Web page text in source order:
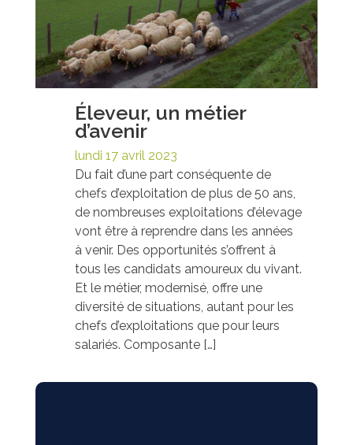
Éleveur, un métier
d’avenir
lundi 17 avril 2023
Du fait d’une part conséquente de
chefs d’exploitation de plus de 50 ans,
de nombreuses exploitations d’élevage
vont être à reprendre dans les années
à venir. Des opportunités s’offrent à
tous les candidats amoureux du vivant.
Et le métier, modernisé, offre une
diversité de situations, autant pour les
chefs d’exploitations que pour leurs
salariés. Composante […]